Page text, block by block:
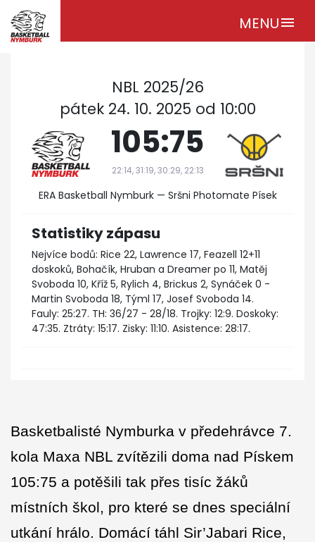
MENUmenu
NBL 2025/26
pátek 24. 10. 2025 od 10:00
105:75
22:14, 31:19, 30:29, 22:13
ERA Basketball Nymburk — Sršni Photomate Písek
Statistiky zápasu
Nejvíce bodů: Rice 22, Lawrence 17, Feazell 12+11
doskoků, Bohačík, Hruban a Dreamer po 11, Matěj
Svoboda 10, Kříž 5, Rylich 4, Brickus 2, Synáček 0 -
Martin Svoboda 18, Týml 17, Josef Svoboda 14.
Fauly: 25:27. TH: 36/27 - 28/18. Trojky: 12:9. Doskoky:
47:35. Ztráty: 15:17. Zisky: 11:10. Asistence: 28:17.
Basketbalisté Nymburka v předehrávce 7.
kola Maxa NBL zvítězili doma nad Pískem
105:75 a potěšili tak přes tisíc žáků
místních škol, pro které se dnes speciální
utkání hrálo. Domácí táhl Sir’Jabari Rice,